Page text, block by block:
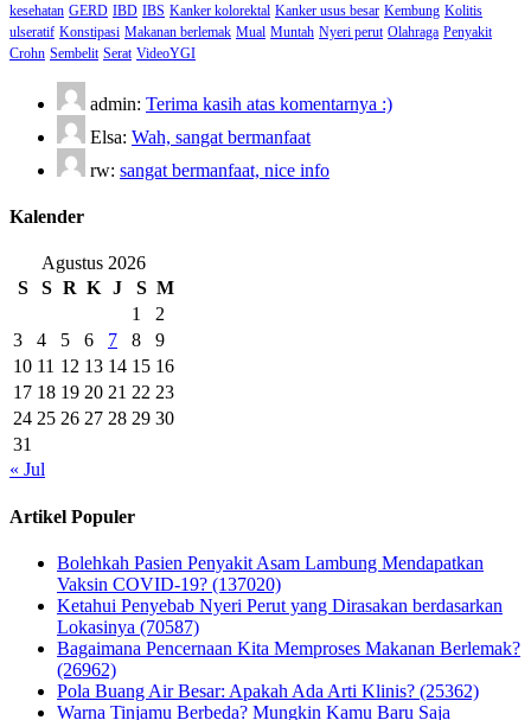
kesehatan GERD IBD IBS Kanker kolorektal Kanker usus besar Kembung Kolitis
ulseratif Konstipasi Makanan berlemak Mual Muntah Nyeri perut Olahraga Penyakit
Crohn Sembelit Serat VideoYGI
admin: Terima kasih atas komentarnya :)
Elsa: Wah, sangat bermanfaat
rw: sangat bermanfaat, nice info
Kalender
Agustus 2026
S
S R K J S M
1
2
3
4 5 6 7 8
9
10 11 12 13 14 15 16
17 18 19 20 21 22 23
24 25 26 27 28 29 30
31
« Jul
Artikel Populer
Bolehkah Pasien Penyakit Asam Lambung Mendapatkan
Vaksin COVID-19? (137020)
Ketahui Penyebab Nyeri Perut yang Dirasakan berdasarkan
Lokasinya (70587)
Bagaimana Pencernaan Kita Memproses Makanan Berlemak?
(26962)
Pola Buang Air Besar: Apakah Ada Arti Klinis? (25362)
Warna Tinjamu Berbeda? Mungkin Kamu Baru Saja